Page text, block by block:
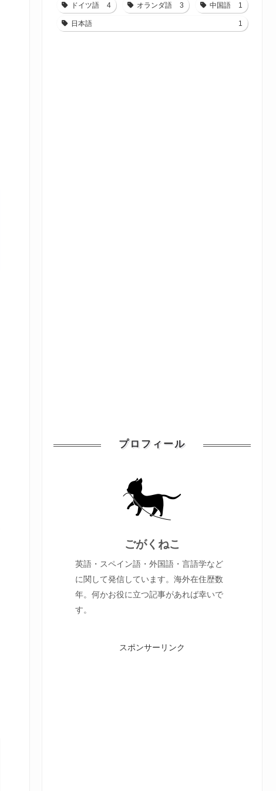
ドイツ語 4 オランダ語 3 中国語 1
日本語 1
プロフィール
ごがくねこ
英語・スペイン語・外国語・言語学など
に関して発信しています。海外在住歴数
年。何かお役に立つ記事があれば幸いで
す。
スポンサーリンク